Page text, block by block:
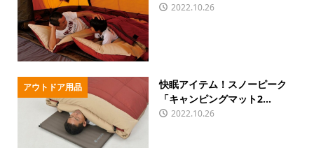
2022.10.26
アウトドア用品
快眠アイテム！スノーピーク
「キャンピングマット2...
2022.10.26